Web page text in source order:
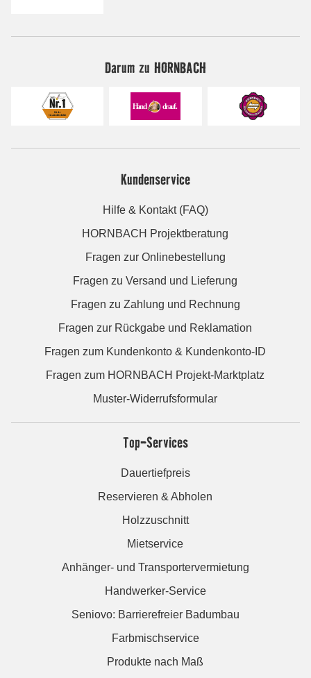
Darum zu HORNBACH
Kundenservice
Hilfe & Kontakt (FAQ)
HORNBACH Projektberatung
Fragen zur Onlinebestellung
Fragen zu Versand und Lieferung
Fragen zu Zahlung und Rechnung
Fragen zur Rückgabe und Reklamation
Fragen zum Kundenkonto & Kundenkonto-ID
Fragen zum HORNBACH Projekt-Marktplatz
Muster-Widerrufsformular
Top-Services
Dauertiefpreis
Reservieren & Abholen
Holzzuschnitt
Mietservice
Anhänger- und Transportervermietung
Handwerker-Service
Seniovo: Barrierefreier Badumbau
Farbmischservice
Produkte nach Maß